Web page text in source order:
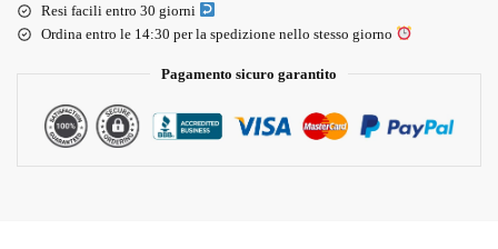
Resi facili entro 30 giorni
Ordina entro le 14:30 per la spedizione nello stesso giorno
Pagamento sicuro garantito